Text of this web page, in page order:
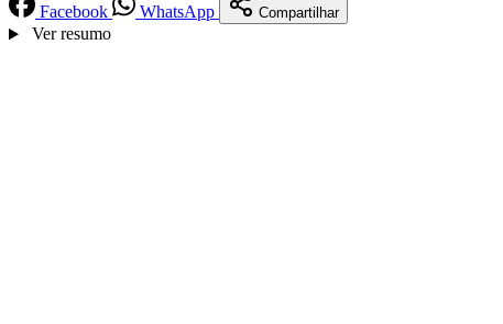
Facebook WhatsApp Compartilhar
Ver resumo